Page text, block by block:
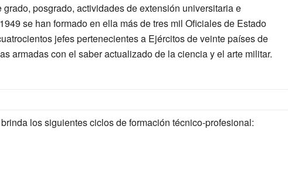
posgrado, actividades de extensión universitaria e
se han formado en ella más de tres mil Oficiales de Estado
jefes pertenecientes a Ejércitos de veinte países de
armadas con el saber actualizado de la ciencia y el arte militar.
los siguientes ciclos de formación técnico-profesional: